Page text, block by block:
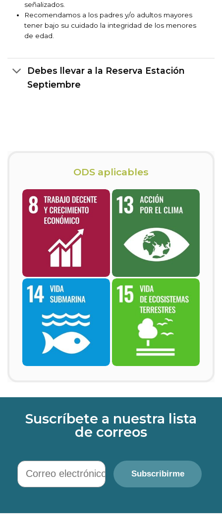
señalizados.
Recomendamos a los padres y/o adultos mayores
tener bajo su cuidado la integridad de los menores
de edad.
Debes llevar a la Reserva Estación
Septiembre
ODS aplicables
Suscríbete a nuestra lista
de correos
Correo electrónico
Subscribirme